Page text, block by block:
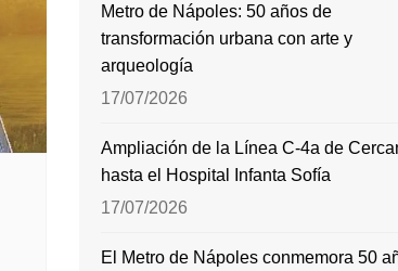
Metro de Nápoles: 50 años de
transformación urbana con arte y
arqueología
17/07/2026
Ampliación de la Línea C-4a de
hasta el Hospital Infanta Sofía
17/07/2026
El Metro de Nápoles conmemora 50